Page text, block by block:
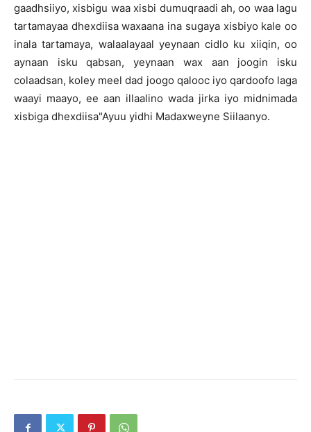
gaadhsiiyo, xisbigu waa xisbi dumuqraadi ah, oo waa lagu
tartamayaa dhexdiisa waxaana ina sugaya xisbiyo kale oo
inala tartamaya, walaalayaal yeynaan cidlo ku xiiqin, oo
aynaan isku qabsan, yeynaan wax aan joogin isku
colaadsan, koley meel dad joogo qalooc iyo qardoofo laga
waayi maayo, ee aan illaalino wada jirka iyo midnimada
xisbiga dhexdiisa"Ayuu yidhi Madaxweyne Siilaanyo.